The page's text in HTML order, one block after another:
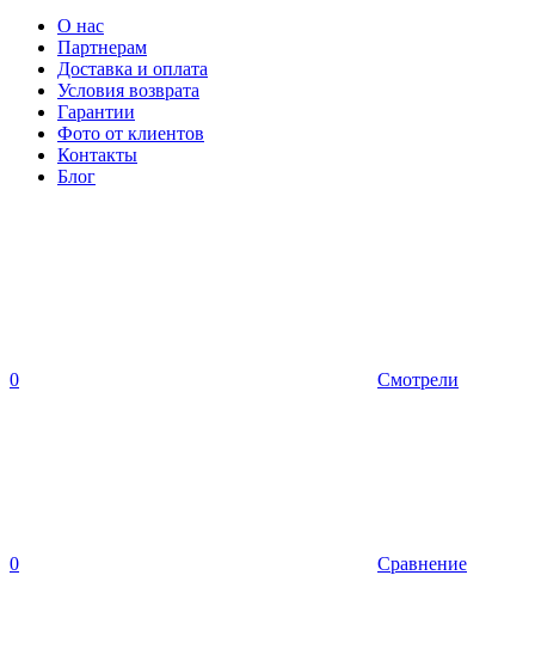
О нас
Партнерам
Доставка и оплата
Условия возврата
Гарантии
Фото от клиентов
Контакты
Блог
0 Смотрели
0 Сравнение